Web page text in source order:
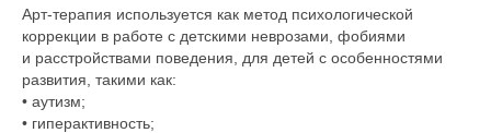
Арт-терапия используется как метод психологической
коррекции в работе с детскими неврозами, фобиями
и расстройствами поведения, для детей с особенностями
развития, такими как:
• аутизм;
• гиперактивность;